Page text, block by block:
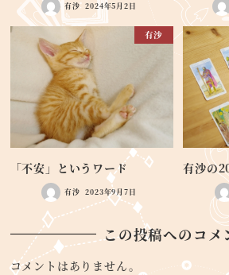
有沙 2024年5月2日
有沙
「不安」というワード
有沙 2023年9月7日
有沙の
この投稿へのコメ
コメントはありません。